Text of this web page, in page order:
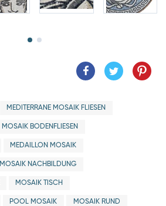
MEDITERRANE MOSAIK FLIESEN
MOSAIK BODENFLIESEN
MEDAILLON MOSAIK
MOSAIK NACHBILDUNG
MOSAIK TISCH
POOL MOSAIK MOSAIK RUND